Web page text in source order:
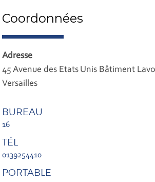
Coordonnées
Adresse
45 Avenue des Etats Unis Bâtiment
Versailles
BUREAU
16
TÉL
0139254410
PORTABLE